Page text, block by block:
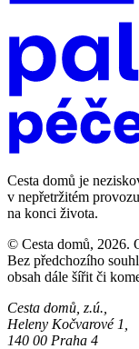
Cesta domů je
v nepřetržitém
na konci života.
© Cesta domů, 2026.
Bez předchozího
obsah dále šířit či
Cesta domů, z.ú.,
Heleny Kočvarové 1,
140 00 Praha 4